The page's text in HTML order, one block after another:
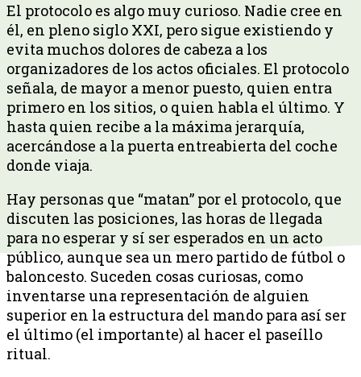
El protocolo es algo muy curioso. Nadie cree en
él, en pleno siglo XXI, pero sigue existiendo y
evita muchos dolores de cabeza a los
organizadores de los actos oficiales. El protocolo
señala, de mayor a menor puesto, quien entra
primero en los sitios, o quien habla el último. Y
hasta quien recibe a la máxima jerarquía,
acercándose a la puerta entreabierta del coche
donde viaja.
Hay personas que “matan” por el protocolo, que
discuten las posiciones, las horas de llegada
para no esperar y sí ser esperados en un acto
público, aunque sea un mero partido de fútbol o
baloncesto. Suceden cosas curiosas, como
inventarse una representación de alguien
superior en la estructura del mando para así ser
el último (el importante) al hacer el paseíllo
ritual.